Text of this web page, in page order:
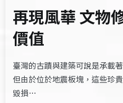
再現風華 文物
價值
臺灣的古蹟與建築可說是承載
但由於位於地震板塊，這些珍
毀損…